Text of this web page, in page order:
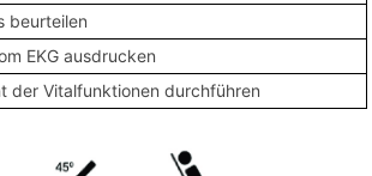
beurteilen
EKG ausdrucken
der Vitalfunktionen durchführen